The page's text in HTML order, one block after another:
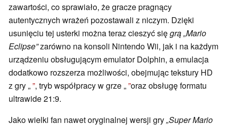
zawartości, co sprawiało, że gracze pragnący
autentycznych wrażeń pozostawali z niczym. Dzięki
usunięciu tej usterki można teraz cieszyć sięgrą „Mario
Eclipse”zarówno na konsoli Nintendo Wii, jak i na każdym
urządzeniu obsługującym emulator Dolphin, a emulacja
dodatkowo rozszerza możliwości, obejmując tekstury HD
z gry „”, tryb współpracy w grze „”oraz obsługę formatu
ultrawide 21:9.
Jako wielki fan nawet oryginalnej wersji gry„Super Mario